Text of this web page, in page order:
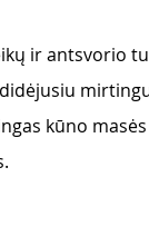
ir antsvorio
kūno masės